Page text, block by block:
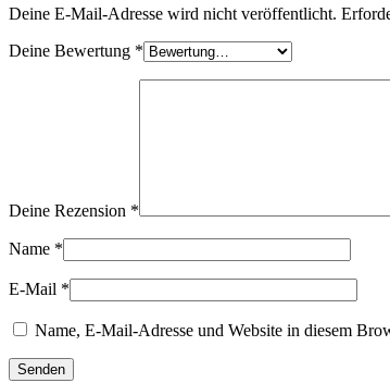
Deine E-Mail-Adresse wird nicht veröffentlicht.
Deine Bewertung *
Deine Rezension *
Name *
E-Mail *
Name, E-Mail-Adresse und Website in diesem